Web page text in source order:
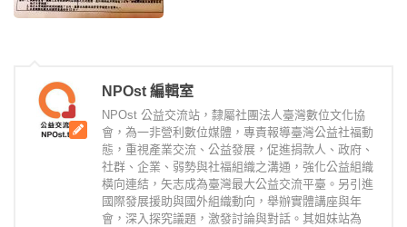
NPOst 編輯室
NPOst 公益交流站，隸屬社團法人臺灣數位文化協
會，為一非營利數位媒體，專責報導臺灣公益社福動
態，重視產業交流、公益發展，促進捐款人、政府、
社群、企業、弱勢與社福組織之溝通，強化公益組織
橫向連結，矢志成為臺灣最大公益交流平臺。另引進
國際發展援助與國外組織動向，舉辦實體講座與年
會，深入探究議題，激發討論與對話。其姐妹站為